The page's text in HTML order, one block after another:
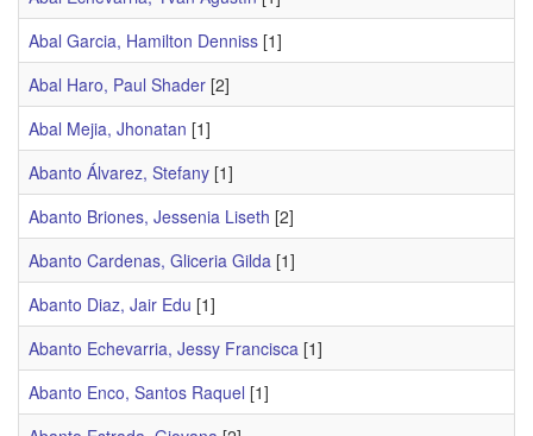
Abal Garcia, Hamilton Denniss [1]
Abal Haro, Paul Shader [2]
Abal Mejia, Jhonatan [1]
Abanto Álvarez, Stefany [1]
Abanto Briones, Jessenia Liseth [2]
Abanto Cardenas, Gliceria Gilda [1]
Abanto Diaz, Jair Edu [1]
Abanto Echevarria, Jessy Francisca [1]
Abanto Enco, Santos Raquel [1]